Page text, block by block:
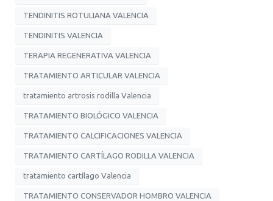
TENDINITIS ROTULIANA VALENCIA
TENDINITIS VALENCIA
TERAPIA REGENERATIVA VALENCIA
TRATAMIENTO ARTICULAR VALENCIA
tratamiento artrosis rodilla Valencia
TRATAMIENTO BIOLÓGICO VALENCIA
TRATAMIENTO CALCIFICACIONES VALENCIA
TRATAMIENTO CARTÍLAGO RODILLA VALENCIA
tratamiento cartílago Valencia
TRATAMIENTO CONSERVADOR HOMBRO VALENCIA